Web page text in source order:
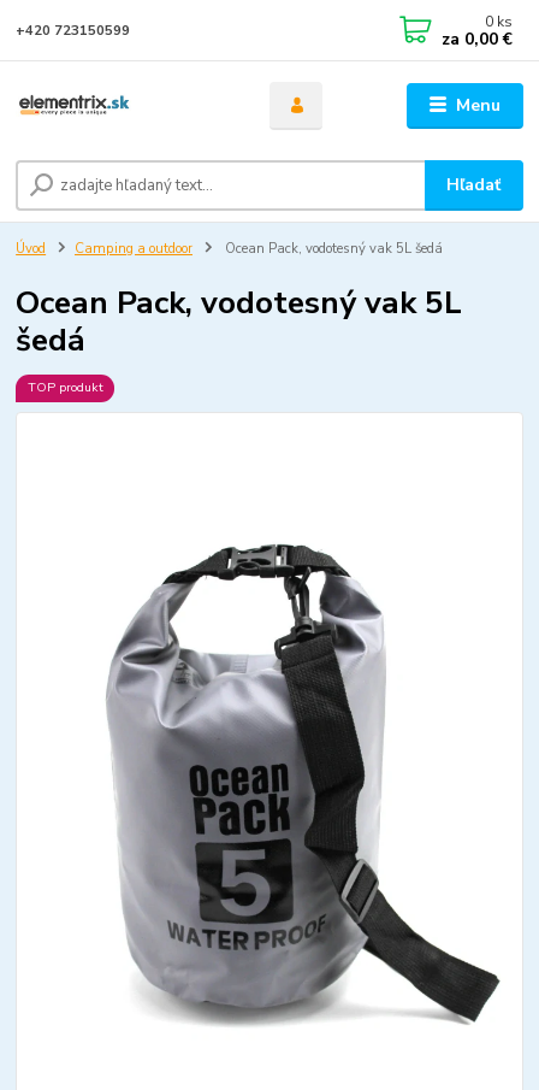
Menu
Hľadať
+420 723150599 0 ks
za 0,00 €
Úvod Camping a outdoor Ocean Pack, vodotesný vak 5L šedá
Ocean Pack, vodotesný vak 5L
šedá
TOP produkt